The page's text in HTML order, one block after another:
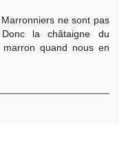
ne sont pas
la châtaigne du
quand nous en